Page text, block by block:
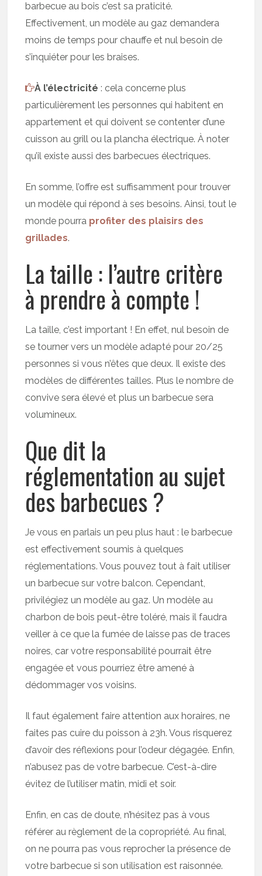
barbecue au bois c’est sa praticité.
Effectivement, un modèle au gaz demandera
moins de temps pour chauffe et nul besoin de
s’inquiéter pour les braises.
À l’électricité : cela concerne plus
particulièrement les personnes qui habitent en
appartement et qui doivent se contenter d’une
cuisson au grill ou la plancha électrique. À noter
qu’il existe aussi des barbecues électriques.
En somme, l’offre est suffisamment pour trouver
un modèle qui répond à ses besoins. Ainsi, tout le
monde pourra profiter des plaisirs des
grillades.
La taille : l’autre critère
à prendre à compte !
La taille, c’est important ! En effet, nul besoin de
se tourner vers un modèle adapté pour 20/25
personnes si vous n’êtes que deux. Il existe des
modèles de différentes tailles. Plus le nombre de
convive sera élevé et plus un barbecue sera
volumineux.
Que dit la
réglementation au sujet
des barbecues ?
Je vous en parlais un peu plus haut : le barbecue
est effectivement soumis à quelques
réglementations. Vous pouvez tout à fait utiliser
un barbecue sur votre balcon. Cependant,
privilégiez un modèle au gaz. Un modèle au
charbon de bois peut-être toléré, mais il faudra
veiller à ce que la fumée de laisse pas de traces
noires, car votre responsabilité pourrait être
engagée et vous pourriez être amené à
dédommager vos voisins.
Il faut également faire attention aux horaires, ne
faites pas cuire du poisson à 23h. Vous risquerez
d’avoir des réflexions pour l’odeur dégagée. Enfin,
n’abusez pas de votre barbecue. C’est-à-dire
évitez de l’utiliser matin, midi et soir.
Enfin, en cas de doute, n’hésitez pas à vous
référer au règlement de la copropriété. Au final,
on ne pourra pas vous reprocher la présence de
votre barbecue si son utilisation est raisonnée.